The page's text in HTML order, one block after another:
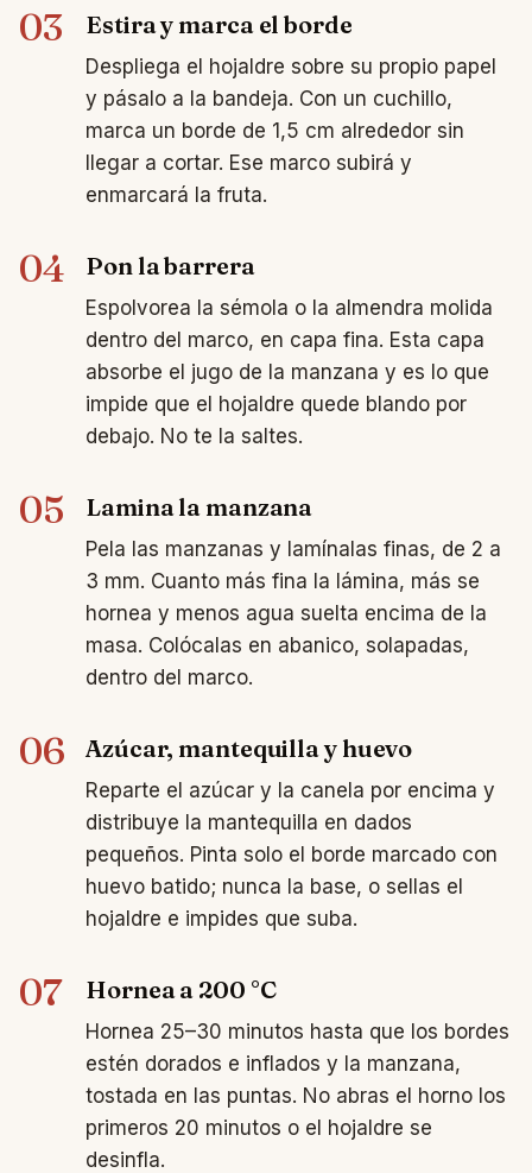
03 Estira y marca el borde
Despliega el hojaldre sobre su propio papel
y pásalo a la bandeja. Con un cuchillo,
marca un borde de 1,5 cm alrededor sin
llegar a cortar. Ese marco subirá y
enmarcará la fruta.
04 Pon la barrera
Espolvorea la sémola o la almendra molida
dentro del marco, en capa fina. Esta capa
absorbe el jugo de la manzana y es lo que
impide que el hojaldre quede blando por
debajo. No te la saltes.
05 Lamina la manzana
Pela las manzanas y lamínalas finas, de 2 a
3 mm. Cuanto más fina la lámina, más se
hornea y menos agua suelta encima de la
masa. Colócalas en abanico, solapadas,
dentro del marco.
06 Azúcar, mantequilla y huevo
Reparte el azúcar y la canela por encima y
distribuye la mantequilla en dados
pequeños. Pinta solo el borde marcado con
huevo batido; nunca la base, o sellas el
hojaldre e impides que suba.
07 Hornea a 200 °C
Hornea 25–30 minutos hasta que los bordes
estén dorados e inflados y la manzana,
tostada en las puntas. No abras el horno los
primeros 20 minutos o el hojaldre se
desinfla.